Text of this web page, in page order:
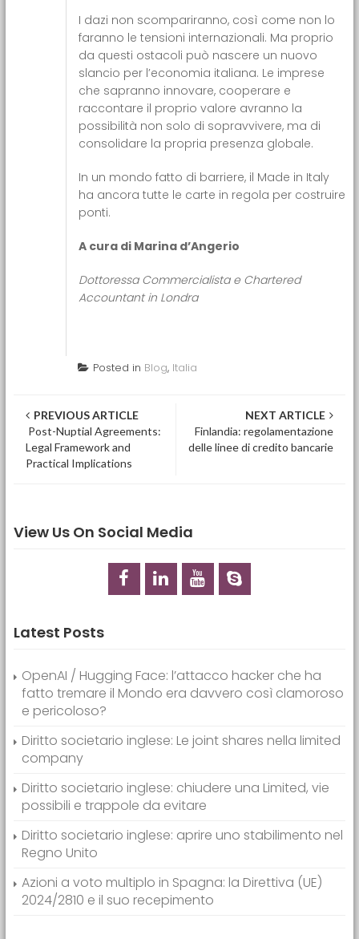
I dazi non scompariranno, così come non lo
faranno le tensioni internazionali. Ma proprio
da questi ostacoli può nascere un nuovo
slancio per l’economia italiana. Le imprese
che sapranno innovare, cooperare e
raccontare il proprio valore avranno la
possibilità non solo di sopravvivere, ma di
consolidare la propria presenza globale.
In un mondo fatto di barriere, il Made in Italy
ha ancora tutte le carte in regola per costruire
ponti.
A cura di Marina d’Angerio
Dottoressa Commercialista e Chartered
Accountant in Londra
Posted in Blog, Italia
Post navigation
PREVIOUS ARTICLE
Post-Nuptial Agreements:
Legal Framework and
Practical Implications
NEXT ARTICLE
Finlandia: regolamentazione
delle linee di credito bancarie
View Us On Social Media
Latest Posts
OpenAI / Hugging Face: l’attacco hacker che ha
fatto tremare il Mondo era davvero così clamoroso
e pericoloso?
Diritto societario inglese: Le joint shares nella limited
company
Diritto societario inglese: chiudere una Limited, vie
possibili e trappole da evitare
Diritto societario inglese: aprire uno stabilimento nel
Regno Unito
Azioni a voto multiplo in Spagna: la Direttiva (UE)
2024/2810 e il suo recepimento